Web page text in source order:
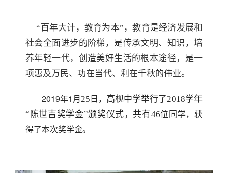
“百年大计，教育为本”，教育是经济发展和
社会全面进步的阶梯，是传承文明、知识，培
养年轻一代，创造美好生活的根本途径，是一
项惠及万民、功在当代、利在千秋的伟业。
2019年1月25日， 高枧中学举行了2018学年
“陈世吉奖学金”颁奖仪式，共有46位同学，获
得了本次奖学金。